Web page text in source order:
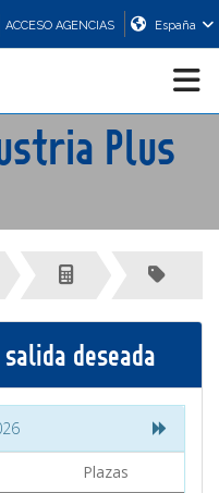
ACCESO AGENCIAS España
Plus
deseada
Plazas